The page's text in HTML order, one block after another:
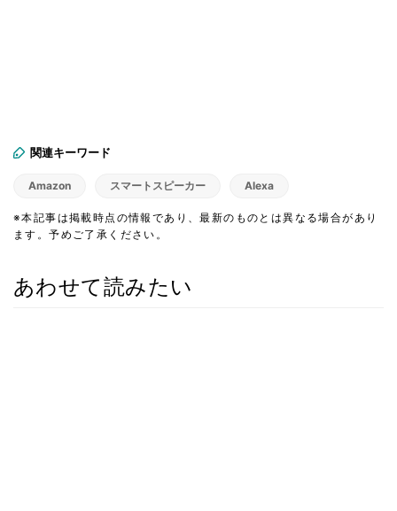
関連キーワード
Amazon スマートスピーカー Alexa
※本記事は掲載時点の情報であり、最新のものとは異なる場合があり
ます。予めご了承ください。
あわせて読みたい